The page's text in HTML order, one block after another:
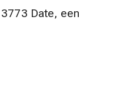
Date, een